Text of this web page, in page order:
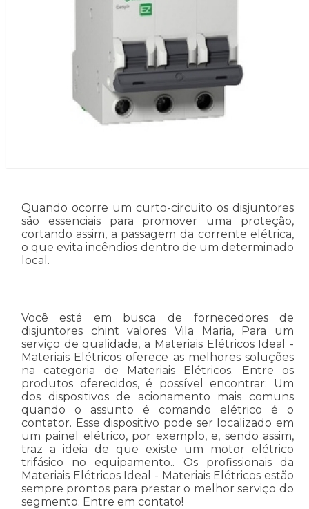
Quando ocorre um curto-circuito os disjuntores
são essenciais para promover uma proteção,
cortando assim, a passagem da corrente elétrica,
o que evita incêndios dentro de um determinado
local.
Você está em busca de fornecedores de
disjuntores chint valores Vila Maria, Para um
serviço de qualidade, a Materiais Elétricos Ideal -
Materiais Elétricos oferece as melhores soluções
na categoria de Materiais Elétricos. Entre os
produtos oferecidos, é possível encontrar: Um
dos dispositivos de acionamento mais comuns
quando o assunto é comando elétrico é o
contator. Esse dispositivo pode ser localizado em
um painel elétrico, por exemplo, e, sendo assim,
traz a ideia de que existe um motor elétrico
trifásico no equipamento.. Os profissionais da
Materiais Elétricos Ideal - Materiais Elétricos estão
sempre prontos para prestar o melhor serviço do
segmento. Entre em contato!